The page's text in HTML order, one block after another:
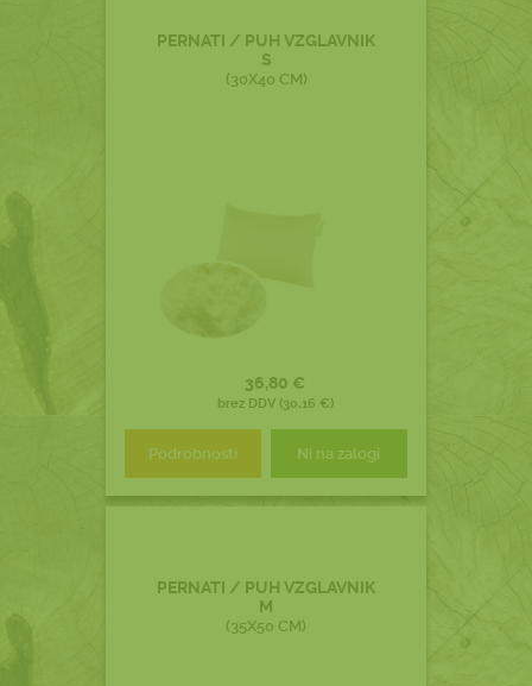
PERNATI / PUH VZGLAVNIK
S
(30X40 CM)
36,80 €
brez DDV (30,16 €)
Podrobnosti Ni na zalogi
PERNATI / PUH VZGLAVNIK
M
(35X50 CM)